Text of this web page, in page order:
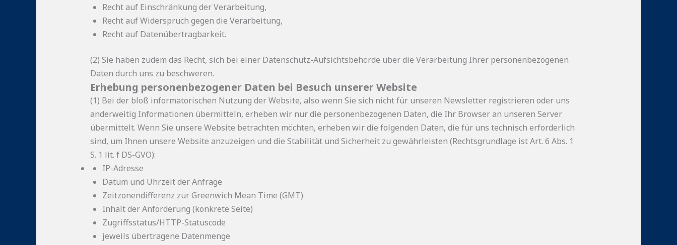
Recht auf Einschränkung der Verarbeitung,
Recht auf Widerspruch gegen die Verarbeitung,
Recht auf Datenübertragbarkeit.
(2) Sie haben zudem das Recht, sich bei einer Datenschutz-Aufsichtsbehörde über die Verarbeitung Ihrer personenbezogenen
Daten durch uns zu beschweren.
Erhebung personenbezogener Daten bei Besuch unserer Website
(1) Bei der bloß informatorischen Nutzung der Website, also wenn Sie sich nicht für unseren Newsletter registrieren oder uns
anderweitig Informationen übermitteln, erheben wir nur die personenbezogenen Daten, die Ihr Browser an unseren Server
übermittelt. Wenn Sie unsere Website betrachten möchten, erheben wir die folgenden Daten, die für uns technisch erforderlich
sind, um Ihnen unsere Website anzuzeigen und die Stabilität und Sicherheit zu gewährleisten (Rechtsgrundlage ist Art. 6 Abs. 1
S. 1 lit. f DS-GVO):
IP-Adresse
Datum und Uhrzeit der Anfrage
Zeitzonendifferenz zur Greenwich Mean Time (GMT)
Inhalt der Anforderung (konkrete Seite)
Zugriffsstatus/HTTP-Statuscode
jeweils übertragene Datenmenge